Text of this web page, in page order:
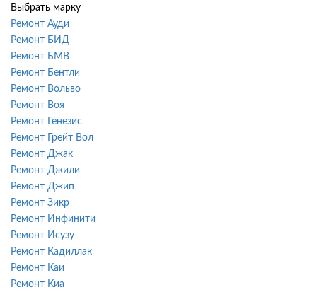
Выбрать марку
Ремонт Ауди
Ремонт БИД
Ремонт БМВ
Ремонт Бентли
Ремонт Вольво
Ремонт Воя
Ремонт Генезис
Ремонт Грейт Вол
Ремонт Джак
Ремонт Джили
Ремонт Джип
Ремонт Зикр
Ремонт Инфинити
Ремонт Исузу
Ремонт Кадиллак
Ремонт Каи
Ремонт Киа